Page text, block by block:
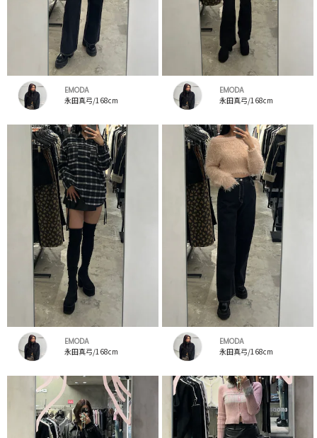
EMODA
永田真弓/168cm
EMODA
永田真弓/168cm
EMODA
永田真弓/168cm
EMODA
永田真弓/168cm